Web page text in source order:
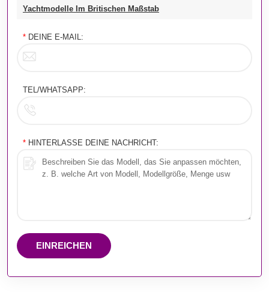
Yachtmodelle Im Britischen Maßstab
* DEINE E-MAIL:
TEL/WHATSAPP:
* HINTERLASSE DEINE NACHRICHT:
EINREICHEN